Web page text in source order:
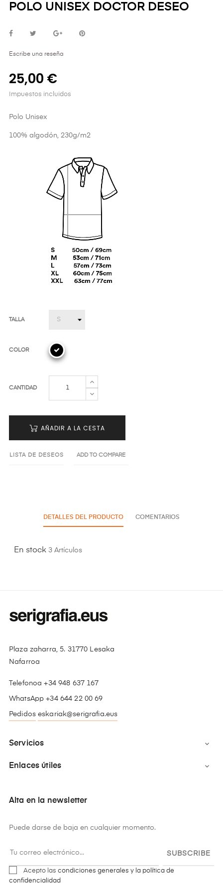
POLO UNISEX DOCTOR DESEO
Escribe una reseña
25,00 €
Impuestos incluidos
Polo Unisex
100% algodón, 230g/m2
TALLA
COLOR
CANTIDAD
AÑADIR A LA CESTA
LISTA DE DESEOS ADD TO COMPARE
DETALLES DEL PRODUCTO COMENTARIOS
En stock 3 Artículos
Plaza zaharra, 5. 31770 Lesaka
Nafarroa
Telefonoa +34 948 637 167
WhatsApp +34 644 22 00 69
Pedidos eskariak@serigrafia.eus
Servicios 
Enlaces útiles 
Alta en la newsletter
Puede darse de baja en cualquier momento.
SUBSCRIBE
Acepto las condiciones generales y la política de
confidencialidad